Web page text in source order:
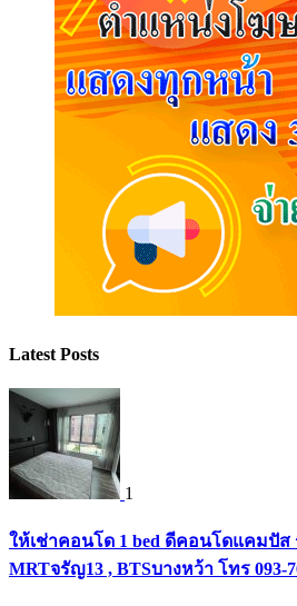
Latest Posts
1
ให้เช่าคอนโด 1 bed ดีคอนโดแคมปั
MRTจรัญ13 , BTSบางหว้า โทร 093-